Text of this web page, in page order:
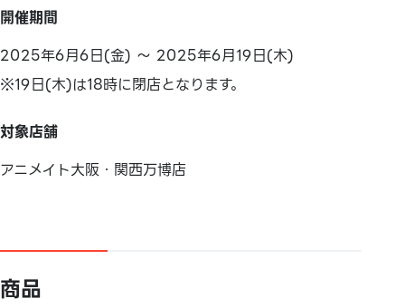
開催期間
2025年6月6日(金) ～ 2025年6月19日(木)
※19日(木)は18時に閉店となります。
対象店舗
アニメイト大阪・関西万博店
商品